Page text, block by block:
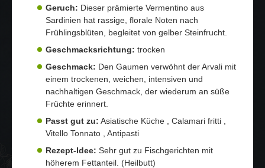
Geruch: Dieser prämierte Vermentino aus
Sardinien hat rassige, florale Noten nach
Frühlingsblüten, begleitet von gelber Steinfrucht.
Geschmacksrichtung: trocken
Geschmack: Den Gaumen verwöhnt der Arvali mit
einem trockenen, weichen, intensiven und
nachhaltigen Geschmack, der wiederum an süße
Früchte erinnert.
Passt gut zu: Asiatische Küche , Calamari fritti ,
Vitello Tonnato , Antipasti
Rezept-Idee: Sehr gut zu Fischgerichten mit
höherem Fettanteil. (Heilbutt)